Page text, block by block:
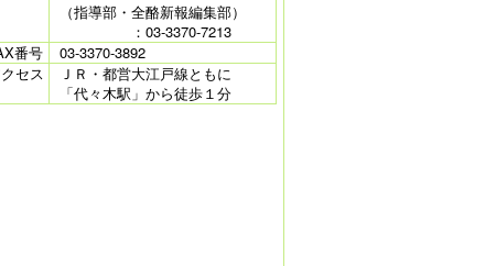
（指導部・全酪新報編集部）
：03-3370-7213
番号
03-3370-3892
セス
ＪＲ・都営大江戸線ともに
「代々木駅」から徒歩１分